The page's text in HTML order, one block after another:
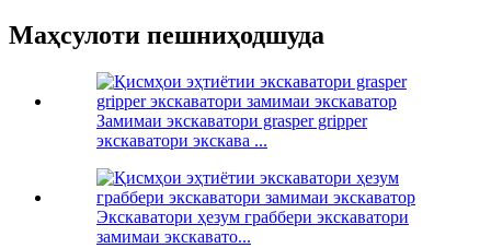
Маҳсулоти пешниҳодшуда
Замимаи экскаватори grasper gripper
экскаватори экскава ...
Экскаватори ҳезум граббери экскаватори
замимаи экскавато...